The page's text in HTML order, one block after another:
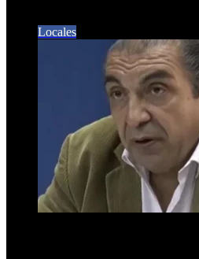
Locales